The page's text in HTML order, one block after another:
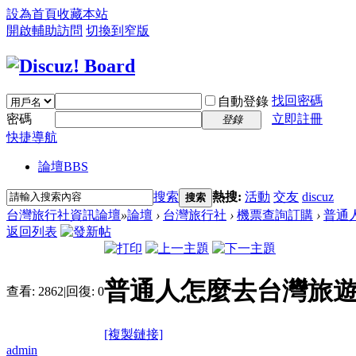
設為首頁收藏本站
開啟輔助訪問 切換到窄版
自動登錄 找回密碼
密碼
登錄
立即註冊
快捷導航
論壇BBS
搜索 搜索 熱搜: 活動 交友 discuz
台灣旅行社資訊論壇»論壇 › 台灣旅行社 › 機票查詢訂購 › 普通
返回列表
查看: 2862|回復: 0普通人怎麼去台灣旅
[複製鏈接]
admin